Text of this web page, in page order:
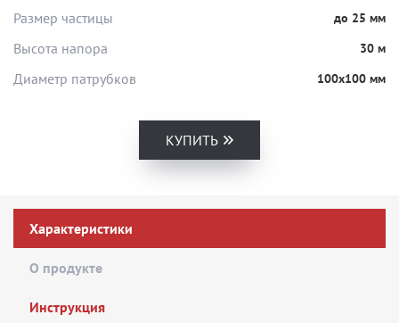
Размер частицы до 25 мм
Высота напора 30 м
Диаметр патрубков 100х100 мм
КУПИТЬ
Характеристики
О продукте
Инструкция